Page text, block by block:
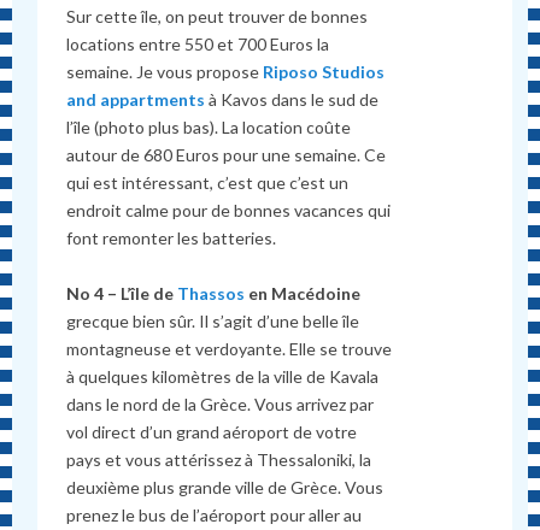
Sur cette île, on peut trouver de bonnes
locations entre 550 et 700 Euros la
semaine. Je vous propose Riposo Studios
and appartments à Kavos dans le sud de
l’île (photo plus bas). La location coûte
autour de 680 Euros pour une semaine. Ce
qui est intéressant, c’est que c’est un
endroit calme pour de bonnes vacances qui
font remonter les batteries.
No 4 – L’île de Thassos en Macédoine
grecque bien sûr. Il s’agit d’une belle île
montagneuse et verdoyante. Elle se trouve
à quelques kilomètres de la ville de Kavala
dans le nord de la Grèce. Vous arrivez par
vol direct d’un grand aéroport de votre
pays et vous attérissez à Thessaloniki, la
deuxième plus grande ville de Grèce. Vous
prenez le bus de l’aéroport pour aller au